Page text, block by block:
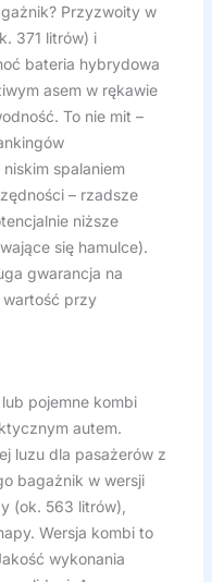
Przyzwoity w
371 litrów) i
bateria hybrydowa
asem w rękawie
To nie mit –
spalaniem
– rzadsze
niższe
się hamulce).
gwarancja na
przy
pojemne kombi
autem.
luzu dla pasażerów z
bagażnik w wersji
(ok. 563 litrów),
Wersja kombi to
wykonania